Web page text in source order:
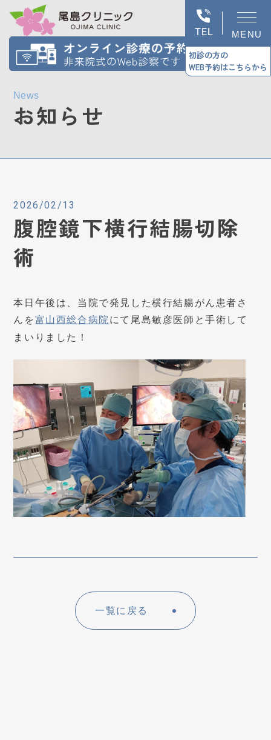
MENU
初診の方の
WEB予約はこちらから
News
お知らせ
2026/02/13
腹腔鏡下横行結腸切除
術
本日午後は、当院で発見した横行結腸がん患者さ
んを富山西総合病院 にて尾島敏彦医師と手術して
まいりました！
一覧に戻る